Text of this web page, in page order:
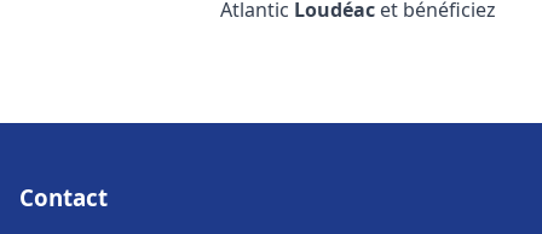
Atlantic Loudéac et bénéficiez
Contact